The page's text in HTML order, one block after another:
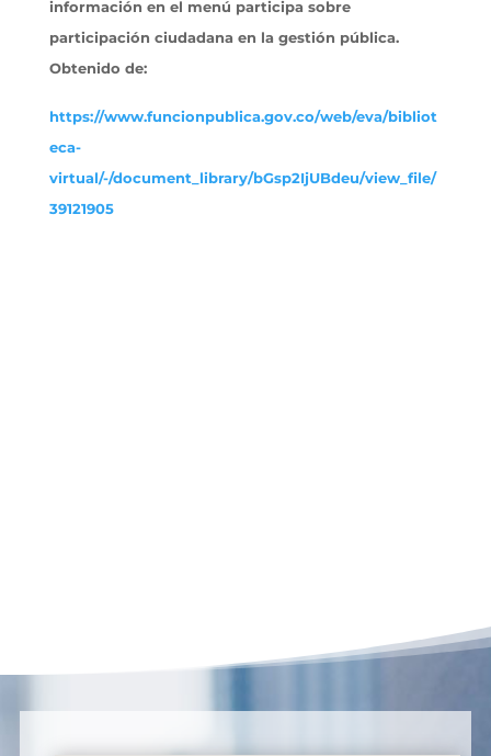
información en el menú participa sobre
participación ciudadana en la gestión pública.
Obtenido de:
https://www.funcionpublica.gov.co/web/eva/bibliot
eca-
virtual/-/document_library/bGsp2IjUBdeu/view_file/
39121905